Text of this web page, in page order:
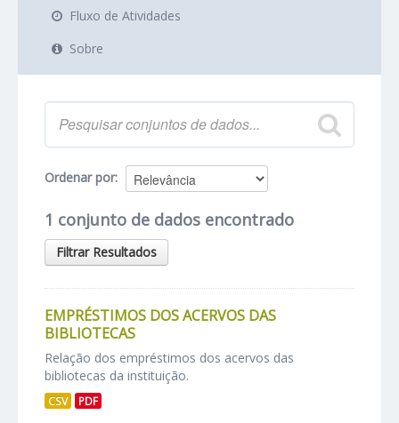
Fluxo de Atividades
Sobre
Ordenar por
1 conjunto de dados encontrado
Filtrar Resultados
EMPRÉSTIMOS DOS ACERVOS DAS
BIBLIOTECAS
Relação dos empréstimos dos acervos das
bibliotecas da instituição.
CSV PDF